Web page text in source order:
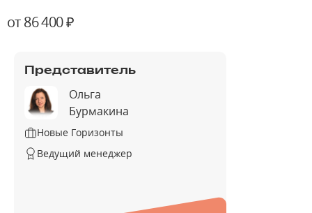
от 86 400 ₽
Представитель
Ольга
Бурмакина
Новые Горизонты
Ведущий менеджер